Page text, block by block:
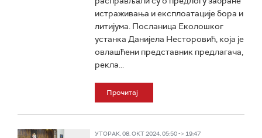
истраживања и експлоатације бора и
литијума. Посланица Еколошког
устанка Данијела Несторовић, која је
овлашћени представник предлагача,
рекла...
Прочитај
УТОРАК, 08. ОКТ 2024, 05:50 -> 19:47